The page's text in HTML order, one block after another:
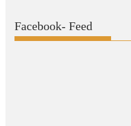
Facebook- Feed